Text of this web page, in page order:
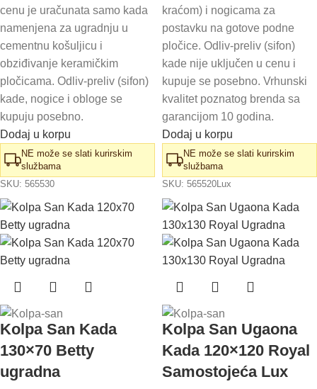
cenu je uračunata samo kada
namenjena za ugradnju u
cementnu košuljicu i
obziđivanje keramičkim
pločicama. Odliv-preliv (sifon)
kade, nogice i obloge se
kupuju posebno.
Dodaj u korpu
NE može se slati kurirskim
službama
SKU: 565530
kraćom) i nogicama za
postavku na gotove podne
pločice. Odliv-preliv (sifon)
kade nije uključen u cenu i
kupuje se posebno. Vrhunski
kvalitet poznatog brenda sa
garancijom 10 godina.
Dodaj u korpu
NE može se slati kurirskim
službama
SKU: 565520Lux
Kolpa San Kada
130×70 Betty
ugradna
Kolpa San Ugaona
Kada 120×120 Royal
Samostojeća Lux